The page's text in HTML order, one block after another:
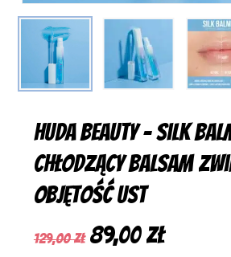
Huda Beauty – Silk
Chłodzący balsam
objętość ust
129,00zł Pierwotna
89,00złAktualna